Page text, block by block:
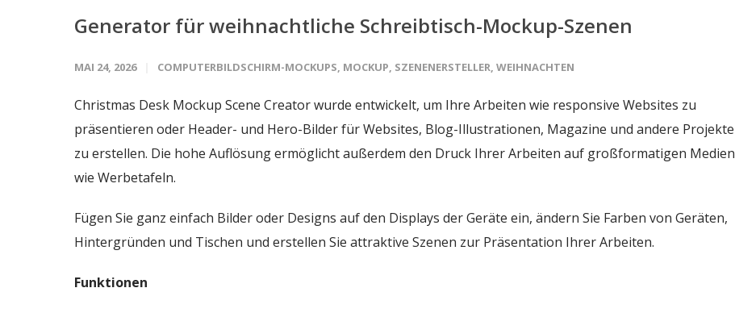
Generator für weihnachtliche Schreibtisch-Mockup-Szenen
MAI 24, 2026 COMPUTERBILDSCHIRM-MOCKUPS, MOCKUP, SZENENERSTELLER, WEIHNACHTEN
Christmas Desk Mockup Scene Creator wurde entwickelt, um Ihre Arbeiten wie responsive Websites zu
präsentieren oder Header- und Hero-Bilder für Websites, Blog-Illustrationen, Magazine und andere Projekte
zu erstellen. Die hohe Auflösung ermöglicht außerdem den Druck Ihrer Arbeiten auf großformatigen Medien
wie Werbetafeln.
Fügen Sie ganz einfach Bilder oder Designs auf den Displays der Geräte ein, ändern Sie Farben von Geräten,
Hintergründen und Tischen und erstellen Sie attraktive Szenen zur Präsentation Ihrer Arbeiten.
Funktionen